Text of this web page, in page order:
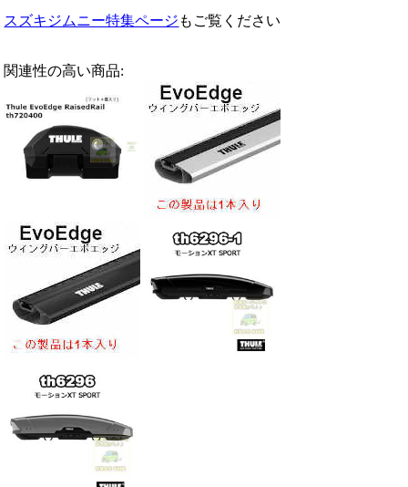
スズキジムニー特集ページ もご覧ください
関連性の高い商品: